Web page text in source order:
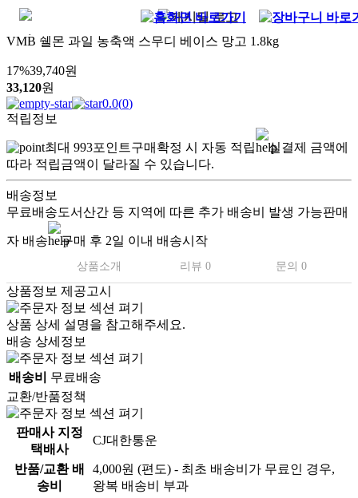
VMB 쉘몬 과일 농축액 스무디 베이스 망고 1.8kg
17%39,740원
33,120원
0.0(0)
적립정보
최대 993포인트구매확정 시 자동 적립
실결제 금액에
따라 적립금액이 달라질 수 있습니다.
배송정보
무료배송도서산간 등 지역에 따른 추가 배송비 발생 가능판매
자 배송 구매 후 2일 이내 배송시작
상품소개 리뷰 0 문의 0
상품정보 제공고시
상품 상세 설명을 참고해주세요.
배송 상세정보
배송비
무료배송
교환/반품정책
판매사 지정
택배사
CJ대한통운
반품/교환 배
송비
4,000원 (편도) - 최초 배송비가 무료인 경우,
왕복 배송비 부과